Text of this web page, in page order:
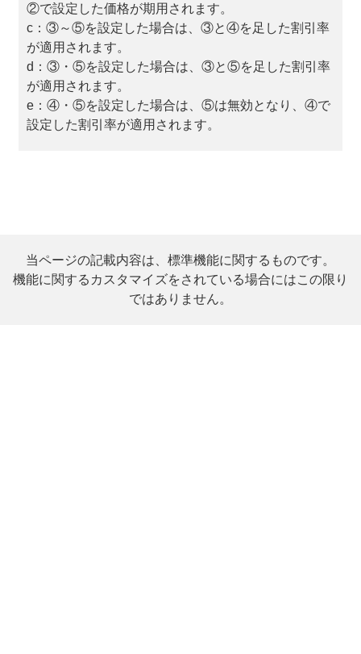
②で設定した価格が期用されます。
c：③～⑤を設定した場合は、③と④を足した割引率
が適用されます。
d：③・⑤を設定した場合は、③と⑤を足した割引率
が適用されます。
e：④・⑤を設定した場合は、⑤は無効となり、④で
設定した割引率が適用されます。
当ページの記載内容は、標準機能に関するものです。
機能に関するカスタマイズをされている場合にはこの限り
ではありません。